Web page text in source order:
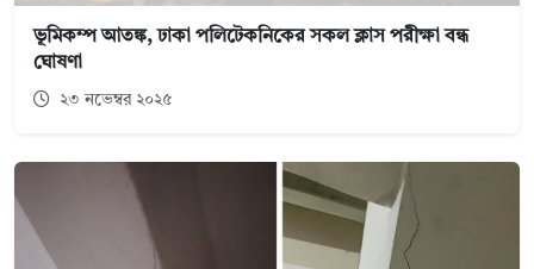
ভূমিকম্প আতঙ্ক, ঢাকা পলিটেকনিকের সকল ক্লাস পরীক্ষা বন্ধ
ঘোষণা
২৩ নভেম্বর ২০২৫